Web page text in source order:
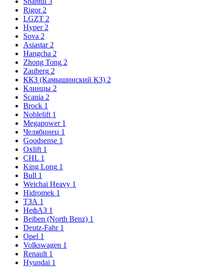
Rigor 2
LGZT 2
Hyper 2
Sova 2
Asiastar 2
Hangcha 2
Zhong Tong 2
Zauberg 2
ККЗ (Камышинский КЗ) 2
Клинцы 2
Scania 2
Brock 1
Noblelift 1
Megapower 1
Челябинец 1
Goodsense 1
Oxlift 1
CHL 1
King Long 1
Bull 1
Weichai Heavy 1
Hidromek 1
ТЗА 1
НефАЗ 1
Beiben (North Benz) 1
Deutz-Fahr 1
Opel 1
Volkswagen 1
Renault 1
Hyundai 1